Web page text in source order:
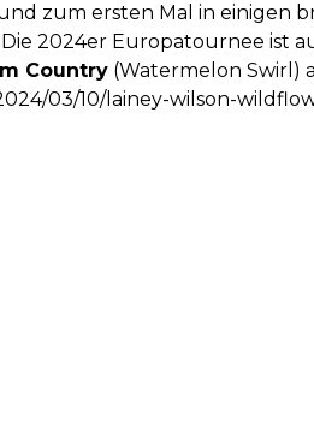
zum ersten Mal in einigen
2024er Europatournee ist
Country (Watermelon Swirl)
03/10/lainey-wilson-